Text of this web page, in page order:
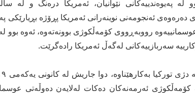
دەرەوەی ئەنجومەنی نوینەرانی ئەمریکا پڕۆژە بڕیارێکی
رووبەڕووی کۆمەڵکوژی بوونەتەوە، ئەوە بوو لە
سەربازییەکانی لەگەڵ ئەمریکا رادەگرێت.
ئەرمەنەکان دەکات لەلایەن دەوڵەتی